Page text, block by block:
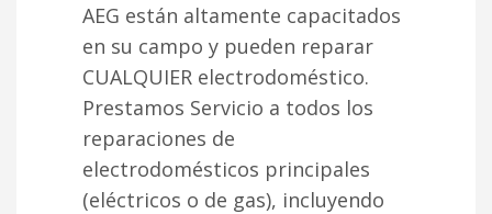
AEG están altamente capacitados
en su campo y pueden reparar
CUALQUIER electrodoméstico.
Prestamos Servicio a todos los
reparaciones de
electrodomésticos principales
(eléctricos o de gas), incluyendo